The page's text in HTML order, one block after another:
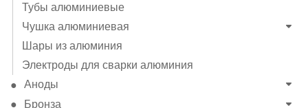
Тубы алюминиевые
Чушка алюминиевая
Шары из алюминия
Электроды для сварки алюминия
Аноды
Бронза